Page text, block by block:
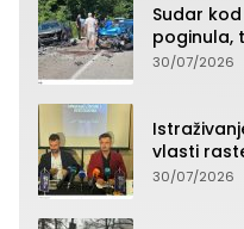
Sudar
poginula,
30/07/2026
vlasti
građana
30/07/2026